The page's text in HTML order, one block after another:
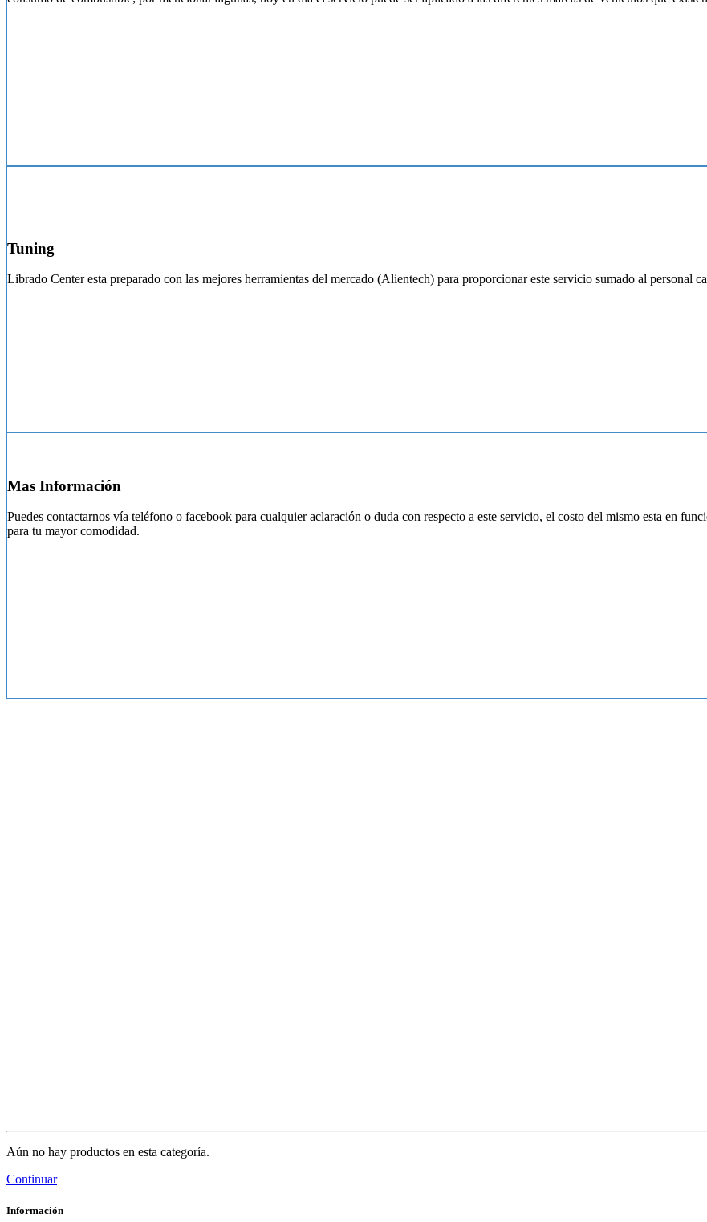
Tuning
Librado Center esta preparado con las mejores herramientas del mercado (Alientech) para proporcionar este servicio sumado al personal
Mas Información
Puedes contactarnos vía teléfono o facebook para cualquier aclaración o duda con respecto a este servicio, el costo del mismo esta en
para tu mayor comodidad.
Aún no hay productos en esta categoría.
Continuar
Información